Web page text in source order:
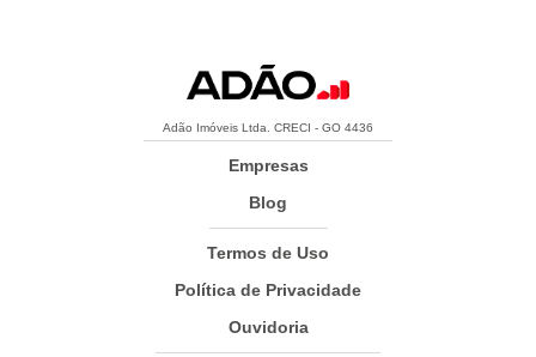
Adão Imóveis Ltda. CRECI - GO 4436
Empresas
Blog
Termos de Uso
Política de Privacidade
Ouvidoria